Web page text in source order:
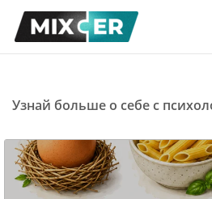
Узнай больше о себе с